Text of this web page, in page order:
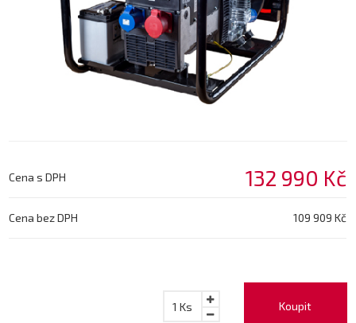
Cena s DPH 132 990 Kč
Cena bez DPH 109 909 Kč
Koupit
1 Ks